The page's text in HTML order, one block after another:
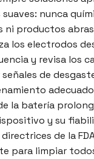
nunca
ni productos
los electrodos
y revisa los
de
la batería
y su
de la
para limpiar